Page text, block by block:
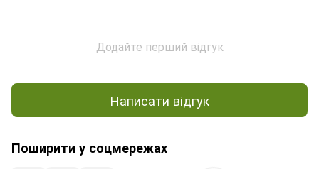
Додайте перший відгук
Написати відгук
Поширити у соцмережах